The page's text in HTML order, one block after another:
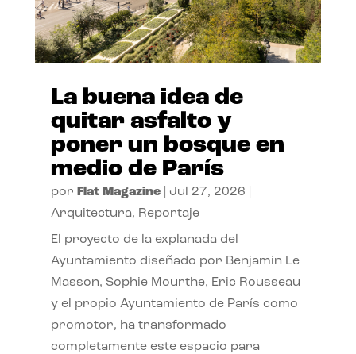
La buena idea de
quitar asfalto y
poner un bosque en
medio de París
por Flat Magazine| Jul 27, 2026
Arquitectura, Reportaje
El proyecto de la explanada del
Ayuntamiento diseñado por Benjamin Le
Masson, Sophie Mourthe, Eric Rousseau
y el propio Ayuntamiento de París como
promotor, ha transformado
completamente este espacio para